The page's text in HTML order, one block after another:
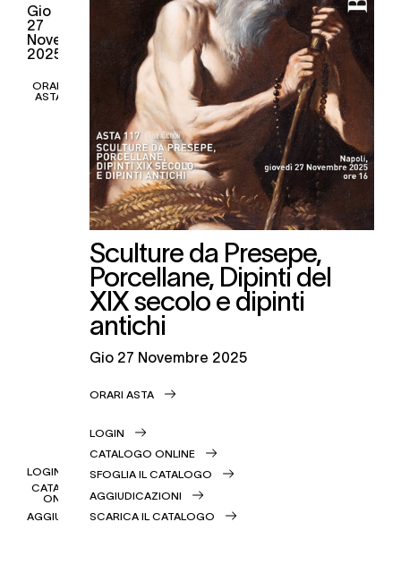
gio
27
Novembre
2025
ORARI
ASTA
LOGIN
CATALOGO
ONLINE
AGGIUDICAZIONI
Sculture da Presepe,
Porcellane, Dipinti del
XIX secolo e dipinti
antichi
gio 27 Novembre 2025
ORARI ASTA
LOGIN
CATALOGO ONLINE
SFOGLIA IL CATALOGO
AGGIUDICAZIONI
SCARICA IL CATALOGO